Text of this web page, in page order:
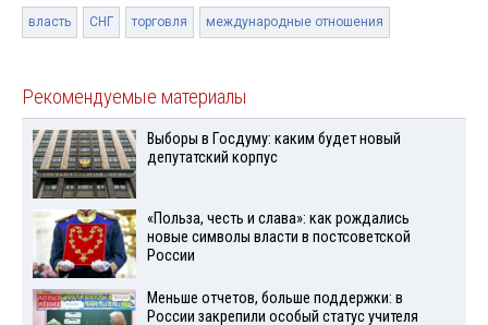
власть СНГ торговля международные отношения
Рекомендуемые материалы
Выборы в Госдуму: каким будет новый
депутатский корпус
«Польза, честь и слава»: как рождались
новые символы власти в постсоветской
России
Меньше отчетов, больше поддержки: в
России закрепили особый статус учителя